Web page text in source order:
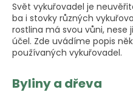
Svět vykuřovadel je
ba i stovky různých
rostlina má svou vůni, nese
účel. Zde uvádíme popis
používaných vykuřovadel.
Byliny a dřeva